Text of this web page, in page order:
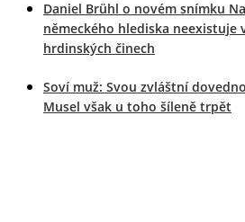
Daniel Brühl o novém snímku
německého hlediska neexistuje
hrdinských činech
Soví muž: Svou zvláštní
Musel však u toho šíleně trpět